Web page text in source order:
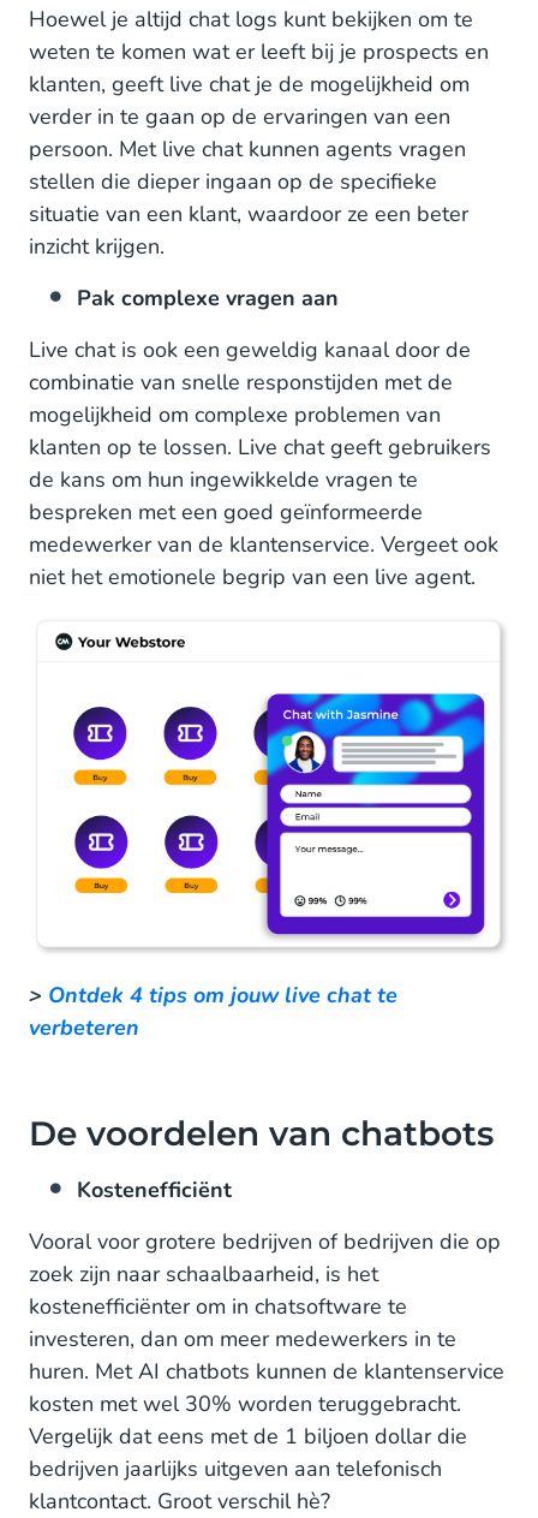
Hoewel je altijd chat logs kunt bekijken om te
weten te komen wat er leeft bij je prospects en
klanten, geeft live chat je de mogelijkheid om
verder in te gaan op de ervaringen van een
persoon. Met live chat kunnen agents vragen
stellen die dieper ingaan op de specifieke
situatie van een klant, waardoor ze een beter
inzicht krijgen.
Pak complexe vragen aan
Live chat is ook een geweldig kanaal door de
combinatie van snelle responstijden met de
mogelijkheid om complexe problemen van
klanten op te lossen. Live chat geeft gebruikers
de kans om hun ingewikkelde vragen te
bespreken met een goed geïnformeerde
medewerker van de klantenservice. Vergeet ook
niet het emotionele begrip van een live agent.
> Ontdek 4 tips om jouw live chat te
verbeteren
De voordelen van chatbots
Kostenefficiënt
Vooral voor grotere bedrijven of bedrijven die op
zoek zijn naar schaalbaarheid, is het
kostenefficiënter om in chatsoftware te
investeren, dan om meer medewerkers in te
huren. Met AI chatbots kunnen de klantenservice
kosten met wel 30% worden teruggebracht.
Vergelijk dat eens met de 1 biljoen dollar die
bedrijven jaarlijks uitgeven aan telefonisch
klantcontact. Groot verschil hè?